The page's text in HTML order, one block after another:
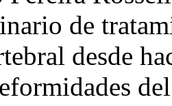
de
desde